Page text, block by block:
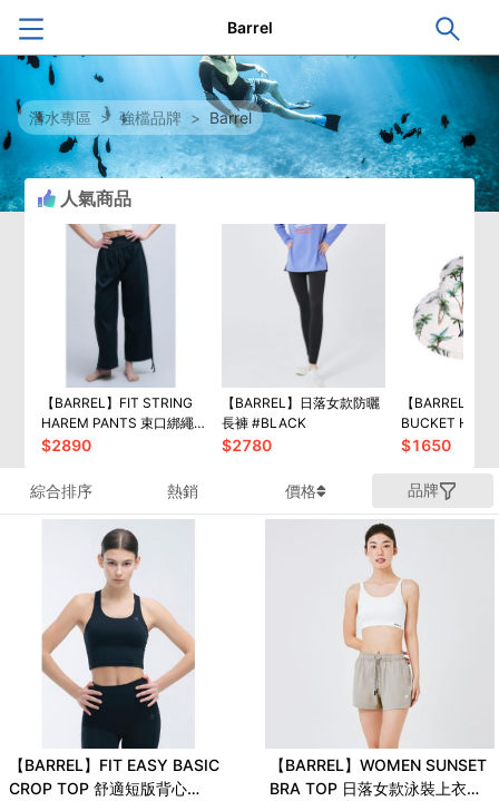
Barrel
潛水專區 > 強檔品牌 > Barrel
人氣商品
【BARREL】FIT STRING
HAREM PANTS 束口綁繩
哈倫褲 #BLACK
$2890
【BARREL】日落女款防曬
長褲 #BLACK
$2780
【BARREL】
BUCKET HAT
#GREEN PALM
$1650
綜合排序 熱銷 價格 品牌
【BARREL】FIT EASY BASIC
CROP TOP 舒適短版背心
【BARREL】WOMEN SUNSET
BRA TOP 日落女款泳裝上衣